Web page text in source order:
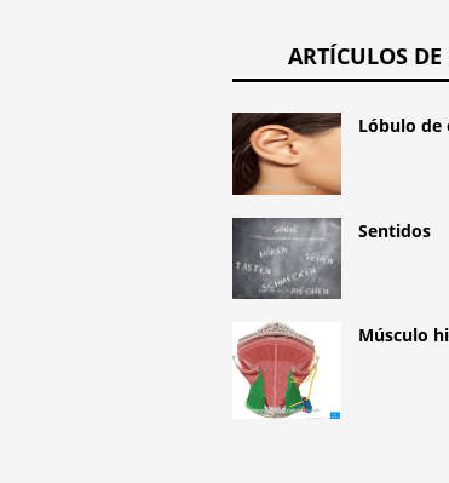
ARTÍCULOS DE
Lóbulo de
Sentidos
Músculo